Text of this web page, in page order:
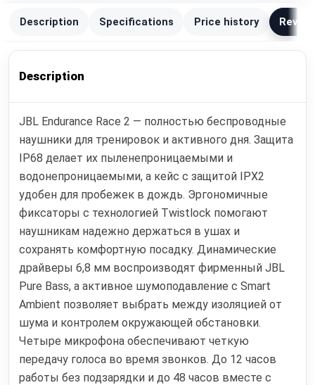
Description Specifications Price history
Description
JBL Endurance Race 2 — полностью беспроводные
наушники для тренировок и активного дня. Защита
IP68 делает их пыленепроницаемыми и
водонепроницаемыми, а кейс с защитой IPX2
удобен для пробежек в дождь. Эргономичные
фиксаторы с технологией Twistlock помогают
наушникам надежно держаться в ушах и
сохранять комфортную посадку. Динамические
драйверы 6,8 мм воспроизводят фирменный JBL
Pure Bass, а активное шумоподавление с Smart
Ambient позволяет выбрать между изоляцией от
шума и контролем окружающей обстановки.
Четыре микрофона обеспечивают четкую
передачу голоса во время звонков. До 12 часов
работы без подзарядки и до 48 часов вместе с